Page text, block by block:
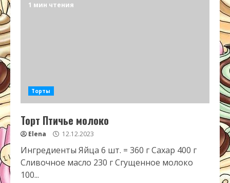
1 мин чтения
Торты
Торт Птичье молоко
Elena 12.12.2023
Ингредиенты Яйца 6 шт. = 360 г Сахар 400 г
Сливочное масло 230 г Сгущенное молоко
100...